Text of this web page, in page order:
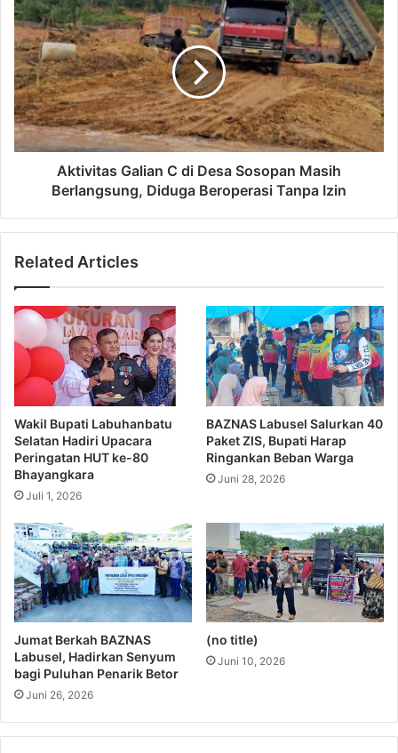
Aktivitas Galian C di Desa Sosopan Masih
Berlangsung, Diduga Beroperasi Tanpa Izin
Related Articles
Wakil Bupati Labuhanbatu
Selatan Hadiri Upacara
Peringatan HUT ke-80
Bhayangkara
Juli 1, 2026
BAZNAS Labusel Salurkan 40
Paket ZIS, Bupati Harap
Ringankan Beban Warga
Juni 28, 2026
Jumat Berkah BAZNAS
Labusel, Hadirkan Senyum
bagi Puluhan Penarik Betor
Juni 26, 2026
(no title)
Juni 10, 2026